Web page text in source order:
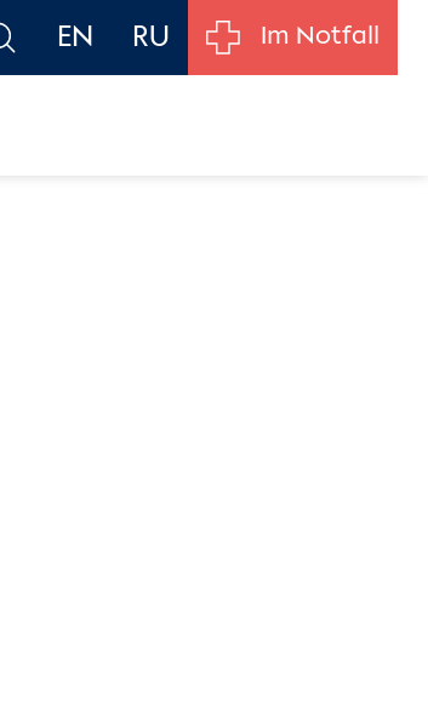
EN RU Im Notfall